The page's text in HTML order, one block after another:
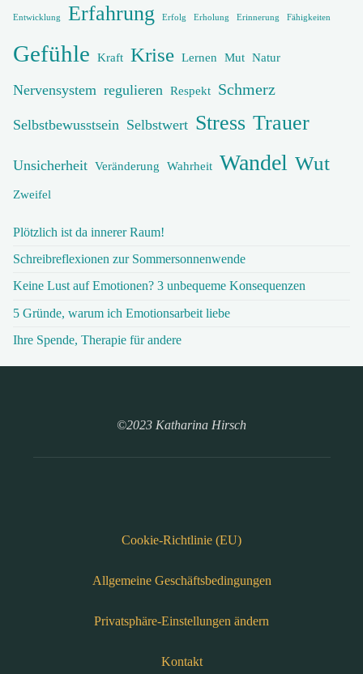
Entwicklung Erfahrung Erfolg Erholung Erinnerung Fähigkeiten
Gefühle Kraft Krise Lernen Mut Natur
Nervensystem regulieren Respekt Schmerz
Selbstbewusstsein Selbstwert Stress Trauer
Unsicherheit Veränderung Wahrheit Wandel Wut
Zweifel
Plötzlich ist da innerer Raum!
Schreibreflexionen zur Sommersonnenwende
Keine Lust auf Emotionen? 3 unbequeme Konsequenzen
5 Gründe, warum ich Emotionsarbeit liebe
Ihre Spende, Therapie für andere
©2023 Katharina Hirsch
Cookie-Richtlinie (EU)
Allgemeine Geschäftsbedingungen
Privatsphäre-Einstellungen ändern
Kontakt